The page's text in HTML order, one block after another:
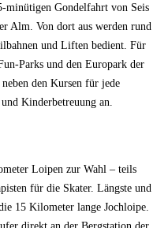
Gondelfahrt von Seis
Alm. Von dort aus werden rund
und Liften bedient. Für
Parks und den Europark der
den Kursen für jede
Kinderbetreuung an.
Loipen zur Wahl – teils
für die Skater. Längste und
15 Kilometer lange Jochloipe.